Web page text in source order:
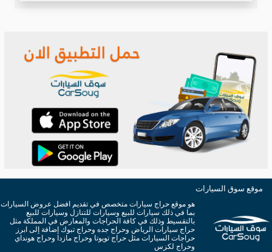
موقع سوق السيارات
هو موقع حراج سيارات متخصص في تقديم افضل عروض السيارات
بما في ذلك سيارات للبيع وسيارات للتنازل وسيارات للبيع
بالتقسيط وذلك في كافة الحراجات والمعارض في المملكة مثل
حراج سيارات الرياض وحراج جده وحراج تبوك إضافة إلى ابرز
حراجات السيارات مثل حراج تويوتا وحراج مازدا وحراج هونداي
وحراج لكزس